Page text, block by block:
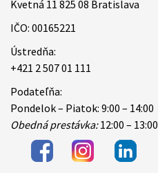
Kvetná 11 825 08 Bratislava
IČO: 00165221
Ústredňa:
+421 2 507 01 111
Podateľňa:
Pondelok – Piatok: 9:00 – 14:00
Obedná prestávka:12:00 – 13:00